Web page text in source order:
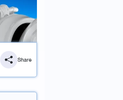
Share